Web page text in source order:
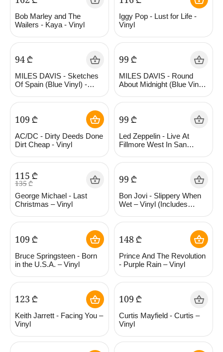
Bob Marley and The
Wailers - Kaya - Vinyl
Iggy Pop - Lust for Life -
Vinyl
‍94‍₾
MILES DAVIS - Sketches
Of Spain (Blue Vinyl) -
‍99‍ ₾
MILES DAVIS - Round
About Midnight (Blue Vinyl)
‍109‍ ₾
AC/DC - Dirty Deeds Done
Dirt Cheap - Vinyl
‍99‍ ₾
Led Zeppelin - Live At
Fillmore West In San
1969 – Vinyl
‍115‍ ₾
‍135‍₾
George Michael - Last
Christmas – Vinyl
‍99‍ ₾
Bon Jovi - Slippery When
Wet – Vinyl (Includes
‍109‍ ₾
Bruce Springsteen - Born
in the U.S.A. – Vinyl
‍148‍ ₾
Prince And The Revolution
- Purple Rain – Vinyl
‍123‍ ₾
Keith Jarrett - Facing You –
Vinyl
‍109‍ ₾
Curtis Mayfield - Curtis –
Vinyl